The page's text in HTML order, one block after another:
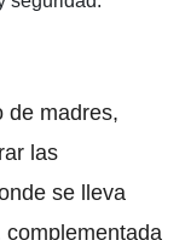
de madres,
las
se lleva